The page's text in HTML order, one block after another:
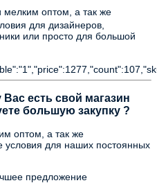
оптом, а так же
для дизайнеров,
или просто для большой
есть свой магазин
большую закупку ?
оптом, а так же
условия для наших постоянных
предложение